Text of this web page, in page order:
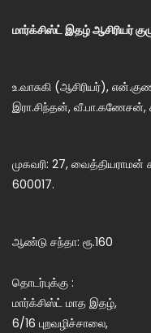
மார்க்சிஸ்ட் இதழ் ஆசிரியர்
உ.வாசுகி (ஆசிரியர்),
இரா.சிந்தன், வீ.பா.கணேசன்,
முகவரி: 27,
600017.
ஆண்டு சந்தா: ரூ.160
தொடர்புக்கு :
மார்க்சிஸ்ட் மாத இதழ்,
6/16 புறவழிச்சாலை,